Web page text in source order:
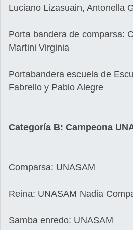
Luciano Lizasuain, Antonella
Porta bandera de comparsa:
Martini Virginia
Portabandera escuela de
Fabrello y Pablo Alegre
Categoría B: Campeona
Comparsa: UNASAM
Reina: UNASAM Nadia
Samba enredo: UNASAM